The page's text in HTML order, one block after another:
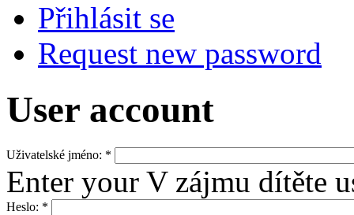
Přihlásit se
Request new password
User account
Uživatelské jméno: *
Enter your V zájmu dítěte
Heslo: *